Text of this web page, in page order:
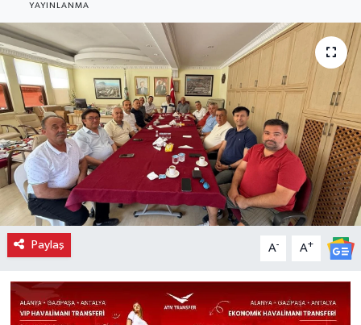
YAYINLANMA
Paylaş A- A+